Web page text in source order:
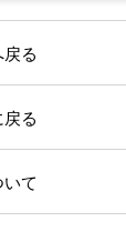
る
戻る
て